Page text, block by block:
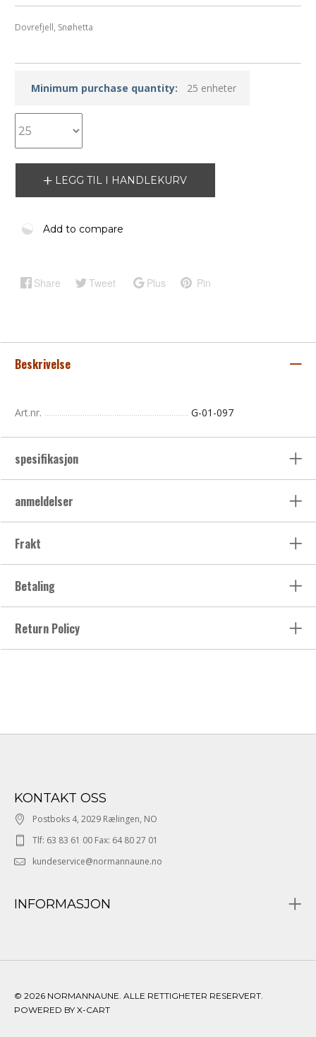
Dovrefjell, Snøhetta
Minimum purchase quantity: 25 enheter
LEGG TIL I HANDLEKURV
Add to compare
Share Tweet Plus Pin
Beskrivelse
Art.nr. G-01-097
spesifikasjon
anmeldelser
Frakt
Betaling
Return Policy
KONTAKT OSS
Postboks 4, 2029 Rælingen, NO
Tlf: 63 83 61 00 Fax: 64 80 27 01
kundeservice@normannaune.no
INFORMASJON
© 2026 NORMANNAUNE. ALLE RETTIGHETER RESERVERT.
POWERED BY X-CART